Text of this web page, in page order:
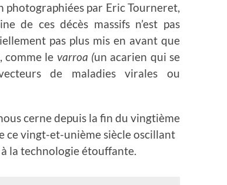
par Eric Tourneret,
de ces décès massifs n’est pas
pas plus mis en avant que
comme le varroa (un acarien qui se
de maladies virales ou
cerne depuis la fin du vingtième
ce vingt-et-unième siècle oscillant
la technologie étouffante.